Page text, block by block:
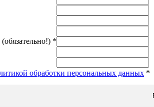
*
обработки персональных данных *